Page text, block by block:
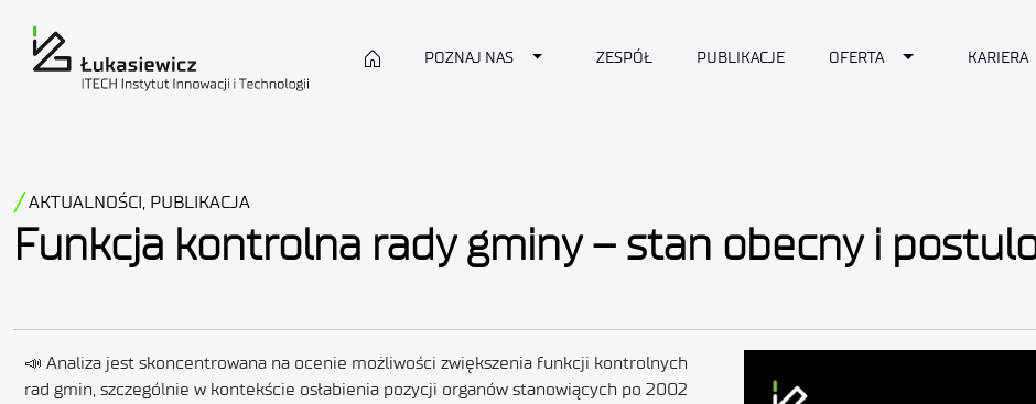
POZNAJ NAS Toggle Dropdown
ZESPÓŁ PUBLIKACJE OFERTA Toggle Dropdown
KARIERA
AKTUALNOŚCI, PUBLIKACJA
Funkcja kontrolna rady gminy – stan obecny i
📣 Analiza jest skoncentrowana na ocenie możliwości zwiększenia funkcji kontrolnych
rad gmin, szczególnie w kontekście osłabienia pozycji organów stanowiących po 2002